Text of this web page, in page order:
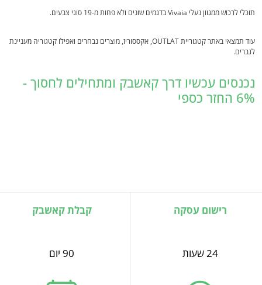
תוכלי לרכוש ממגוון נעלי Vivaia בדגמים שונים ולא פחות מ-19 סוגי צבעים.
עוד תמצאי באתר קטגוריית OUTLAT, אקססוריז, מוצרים נבחרים ואפילו קטגוריה מעניינת
לגברים.
נכנסים עכשיו דרך קאשבק ומתחילים לחסוך -
6% החזר כספי
רישום עסקה
24 שעות
קבלת קאשבק
90 יום